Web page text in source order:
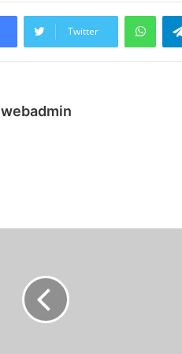
Twitter
webadmin